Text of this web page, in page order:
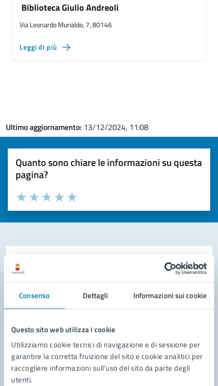
Consenso Dettagli Informazioni sui cookie
Questo sito web utilizza i cookie
Utilizziamo cookie tecnici di navigazione e di sessione per
garantire la corretta fruizione del sito e cookie analitici per
raccogliere informazioni sull'uso del sito da parte degli
utenti.
Biblioteca Giulio Andreoli
Via Leonardo Murialdo, 7, 80146
Leggi di più
Ultimo aggiornamento: 13/12/2024, 11:08
Quanto sono chiare le informazioni su questa
pagina?
Valuta la chiarezza delle informazioni (da 1 a 5 stelle)
Seleziona il numero di stelle per valutare la chiarezza delle
Valuta 5 stelle su 5
Valuta 4 stelle su 5
Valuta 3 stelle su 5
Valuta 2 stelle su 5
Valuta 1 stelle su 5
Contatta il comune
Prenota appuntamento
Problemi in città
Segnala disservizio